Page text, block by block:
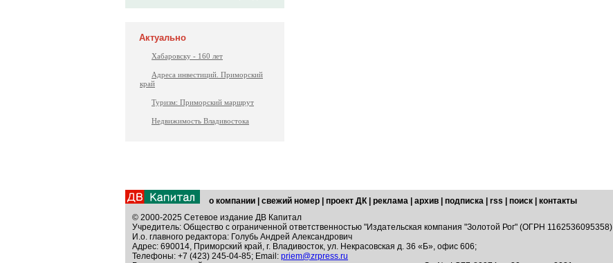
Актуально
Хабаровску - 160 лет
Адреса инвестиций. Приморский
край
Туризм: Приморский маршрут
Недвижимость Владивостока
о компании свежий номер проект ДК реклама архив подписка rss поиск
контакты
© 2000-2025 Сетевое издание ДВ Капитал
Учредитель: Общество с ограниченной ответственностью "Издательская компания "Золотой Рог" (ОГРН 1162536095358)
И.о. главного редактора: Голубь Андрей Александрович
Адрес: 690014, Приморский край, г. Владивосток, ул. Некрасовская д. 36 «Б», офис 606;
Телефоны: +7 (423) 245-04-85; Email: priem@zrpress.ru